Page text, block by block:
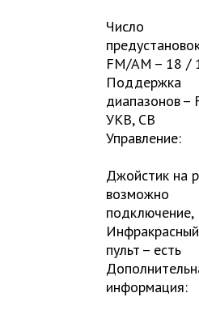
Число
FM/AM – 18 /
Поддержка
диапазонов –
УКВ, СВ
Управление:
Джойстик на
возможно
подключение,
Инфракрасный
пульт – есть
информация: